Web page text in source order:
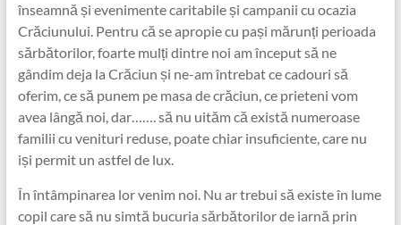
înseamnă și evenimente caritabile și campanii cu ocazia
Crăciunului. Pentru că se apropie cu pași mărunți perioada
sărbătorilor, foarte mulți dintre noi am început să ne
gândim deja la Crăciun și ne-am întrebat ce cadouri să
oferim, ce să punem pe masa de crăciun, ce prieteni vom
avea lângă noi, dar……. să nu uităm că există numeroase
familii cu venituri reduse, poate chiar insuficiente, care nu
iși permit un astfel de lux.
În întâmpinarea lor venim noi. Nu ar trebui să existe în lume
copil care să nu simtă bucuria sărbătorilor de iarnă prin